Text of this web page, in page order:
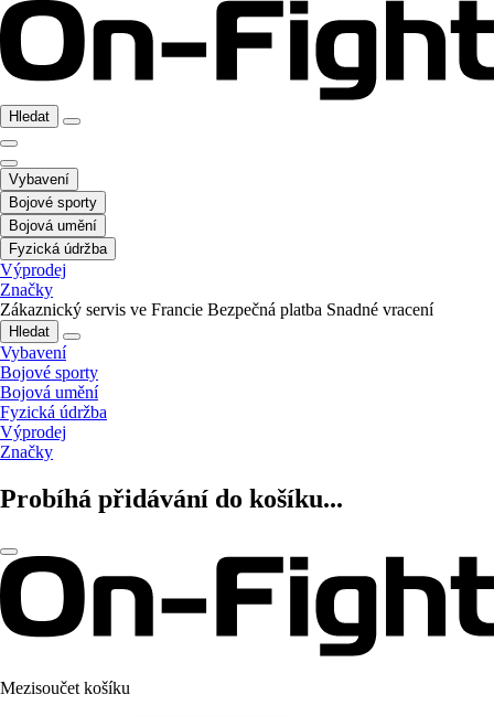
Hledat
Vybavení
Bojové sporty
Bojová umění
Fyzická údržba
Výprodej
Značky
Zákaznický servis ve Francie Bezpečná platba Snadné vracení
Hledat
Vybavení
Bojové sporty
Bojová umění
Fyzická údržba
Výprodej
Značky
Probíhá přidávání do košíku...
Mezisoučet košíku